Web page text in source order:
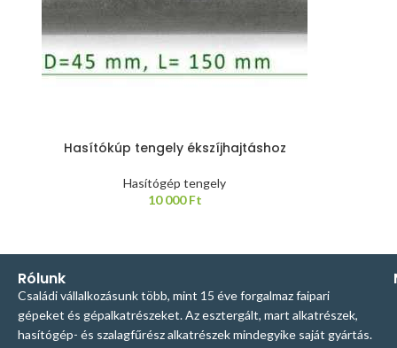
Hasítókúp tengely ékszíjhajtáshoz
Hasítógép tengely
10 000Ft
Rólunk
Családi vállalkozásunk több, mint 15 éve forgalmaz faipari
gépeket és gépalkatrészeket. Az esztergált, mart alkatrészek,
hasítógép- és szalagfűrész alkatrészek mindegyike saját gyártás.